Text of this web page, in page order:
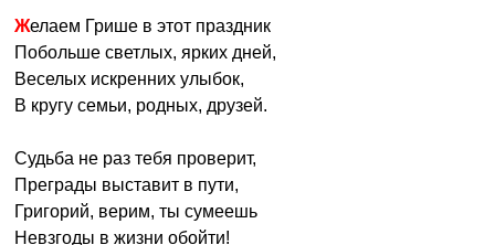
Желаем Грише в этот праздник
Побольше светлых, ярких дней,
Веселых искренних улыбок,
В кругу семьи, родных, друзей.
Судьба не раз тебя проверит,
Преграды выставит в пути,
Григорий, верим, ты сумеешь
Невзгоды в жизни обойти!